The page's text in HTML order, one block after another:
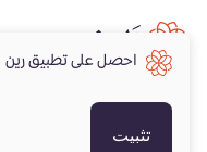
احصل على تطبيق رين
تثبيت